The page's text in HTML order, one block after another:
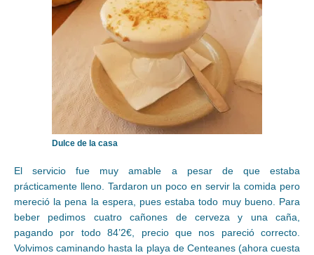
Dulce de la casa
El servicio fue muy amable a pesar de que estaba
prácticamente lleno. Tardaron un poco en servir la comida pero
mereció la pena la espera, pues estaba todo muy bueno. Para
beber pedimos cuatro cañones de cerveza y una caña,
pagando por todo 84’2€, precio que nos pareció correcto.
Volvimos caminando hasta la playa de Centeanes (ahora cuesta